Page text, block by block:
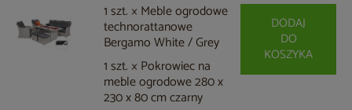
1 szt. × Meble ogrodowe
technorattanowe
Bergamo White / Grey
1 szt. × Pokrowiec na
meble ogrodowe 280 x
230 x 80 cm czarny
DODAJ
DO
KOSZYKA